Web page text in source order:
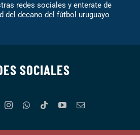
redes sociales y enterate de
del decano del fútbol uruguayo
SOCIALES